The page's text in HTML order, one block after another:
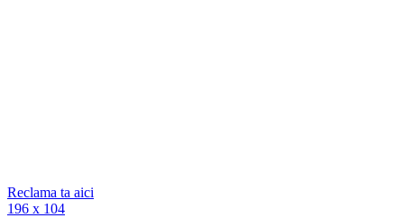
Reclama ta aici
196 x 104